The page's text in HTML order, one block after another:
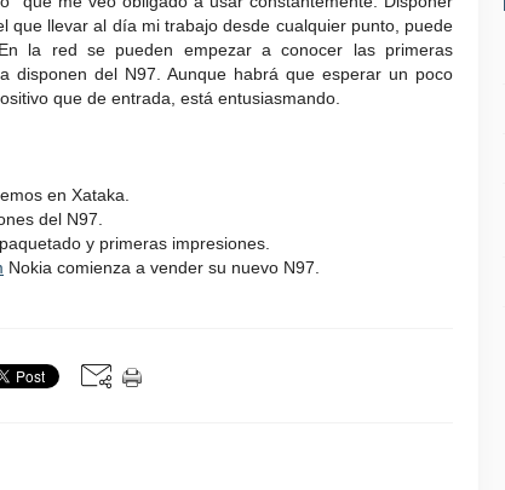
que llevar al día mi trabajo desde cualquier punto, puede
la red se pueden empezar a conocer las primeras
disponen del N97. Aunque habrá que esperar un poco
que de entrada, está entusiasmando.
en Xataka.
del N97.
y primeras impresiones.
Nokia comienza a vender su nuevo N97.